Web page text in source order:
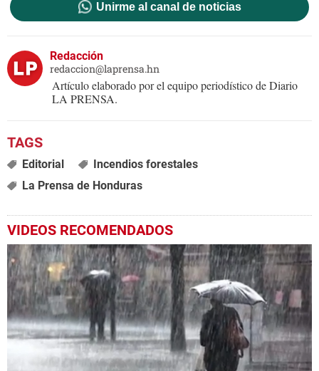
Unirme al canal de noticias
Redacción
redaccion@laprensa.hn
Artículo elaborado por el equipo periodístico de Diario
LA PRENSA.
Editorial
Incendios forestales
La Prensa de Honduras
VIDEOS RECOMENDADOS